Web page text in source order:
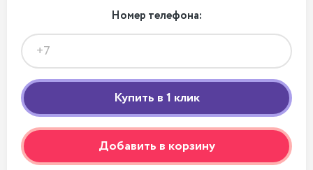
Номер телефона:
Добавить в корзину